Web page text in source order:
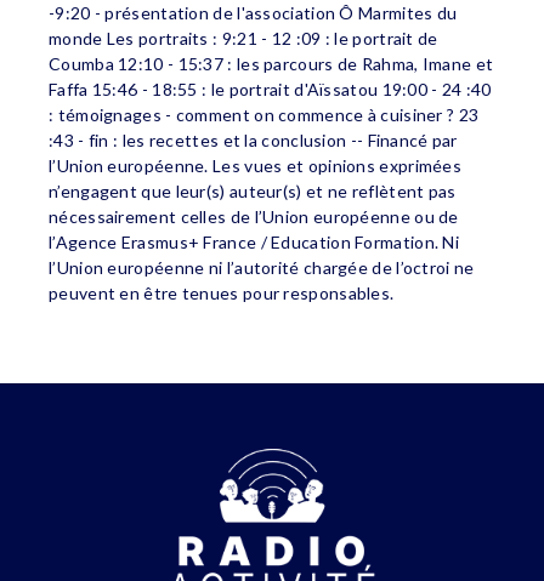
-9:20 - présentation de l'association Ô Marmites du
monde Les portraits : 9:21 - 12 :09 : le portrait de
Coumba 12:10 - 15:37 : les parcours de Rahma, Imane et
Faffa 15:46 - 18:55 : le portrait d'Aïssatou 19:00 - 24 :40
: témoignages - comment on commence à cuisiner ? 23
:43 - fin : les recettes et la conclusion -- Financé par
l’Union européenne. Les vues et opinions exprimées
n’engagent que leur(s) auteur(s) et ne reflètent pas
nécessairement celles de l’Union européenne ou de
l’Agence Erasmus+ France / Education Formation. Ni
l’Union européenne ni l’autorité chargée de l’octroi ne
peuvent en être tenues pour responsables.